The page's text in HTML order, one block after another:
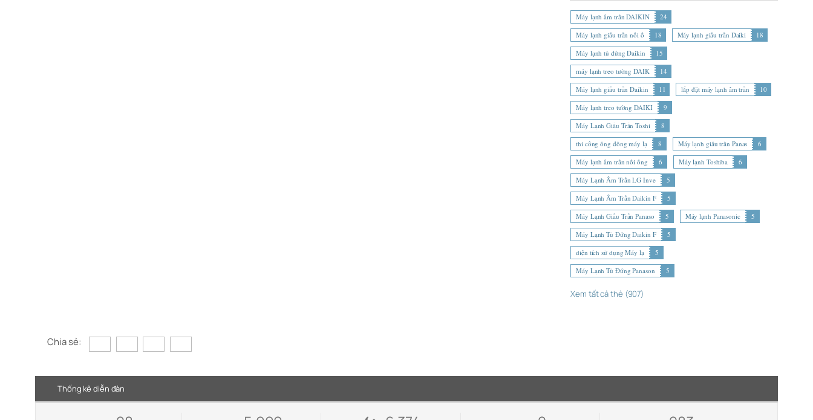
Máy lạnh âm trần DAIKIN
24
Máy lạnh giấu trần nối ố
18 Máy lạnh giấu trần Daiki
18
Máy lạnh tủ đứng Daikin
15
máy lạnh treo tường DAIK
14
Máy lạnh giấu trần Daikin
11 lắp đặt máy lạnh âm trần
10
Máy lạnh treo tường DAIKI
9
Máy Lạnh Giấu Trần Toshi
8
thi công ống đồng máy lạ
8 Máy lạnh giấu trần Panas
6
Máy lạnh âm trần nối ống
6 Máy lạnh Toshiba
6
Máy Lạnh Âm Trần LG Inve
5
Máy Lạnh Âm Trần Daikin F
5
Máy Lạnh Giấu Trần Panaso
5 Máy lạnh Panasonic
5
Máy Lạnh Tủ Đứng Daikin F
5
diện tích sử dụng Máy lạ
5
Máy Lạnh Tủ Đứng Panason
5
Xem tất cả thẻ (907)
Chia sẻ:
Thống kê diễn đàn